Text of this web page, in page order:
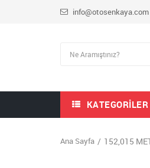
info@otosenkaya.com
KATEGORILER
Ana Sayfa 152,015